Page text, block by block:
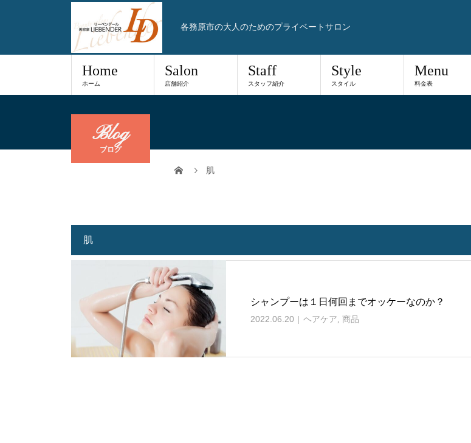
各務原市の大人のためのプライベートサロン
Home
ホーム
Salon
店舗紹介
Staff
スタッフ紹介
Style
スタイル
Menu
料金表
Blog
ブログ
肌
肌
シャンプーは１日何回までオッケーなのか？
2022.06.20 ヘアケア 商品